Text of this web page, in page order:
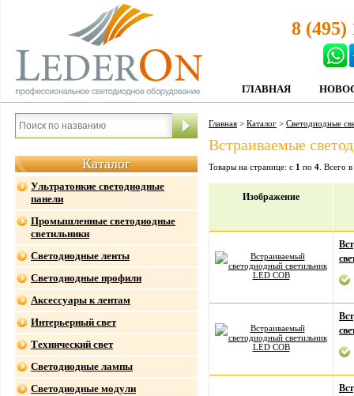
8 (495)
ГЛАВНАЯ
Каталог
Ультратонкие светодиодные
панели
Промышленные светодиодные
светильники
Светодиодные ленты
Светодиодные профили
Аксессуары к лентам
Интерьерный свет
Технический свет
Светодиодные лампы
Светодиодные модули
Главная > Каталог > Светодиодные
Встраиваемые
Товары на странице: с 1 по 4 . Всего
Изображение